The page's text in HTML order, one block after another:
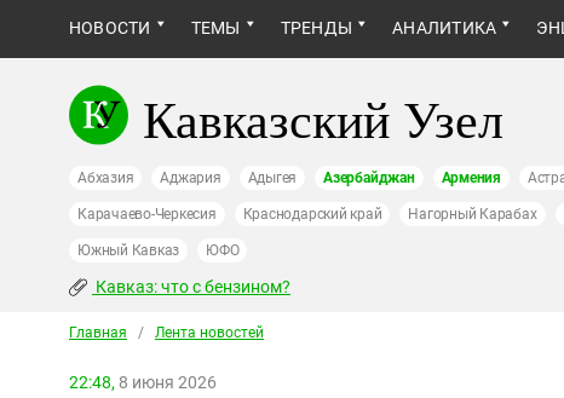
НОВОСТИ ТЕМЫ ТРЕНДЫ АНАЛИТИКА
Кавказский Узел
Абхазия Аджария Адыгея Азербайджан Армения
Карачаево-Черкесия Краснодарский край Нагорный Карабах
Южный Кавказ ЮФО
Кавказ: что с бензином?
Главная / Лента новостей
22:48, 8 июня 2026